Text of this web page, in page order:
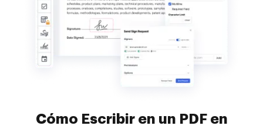
Cómo Escribir en un PDF en